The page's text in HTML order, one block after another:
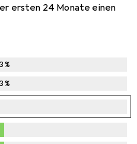
ersten 24 Monate einen
%
%